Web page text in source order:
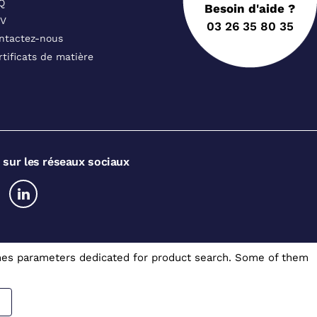
Besoin d'aide ?
03 26 35 80 35
nous
de matière
les réseaux sociaux
Gérer mes cookies
parameters dedicated for product search. Some of them